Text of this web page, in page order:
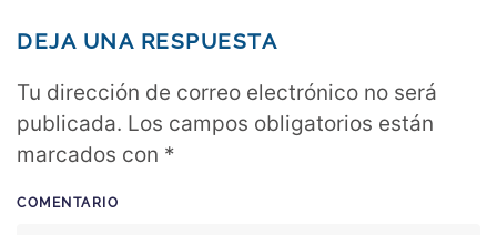
DEJA UNA RESPUESTA
Tu dirección de correo electrónico no será
publicada. Los campos obligatorios están
marcados con *
COMENTARIO